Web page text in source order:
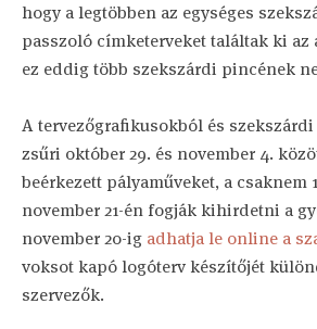
hogy a legtöbben az egységes
passzoló címketerveket találtak ki az
ez eddig több szekszárdi pincének
A tervezőgrafikusokból és
zsűri október 29. és november 4.
beérkezett pályaműveket, a csaknem
november 21-én fogják kihirdetni a
november 20-ig adhatja le online a
voksot kapó logóterv készítőjét
szervezők.